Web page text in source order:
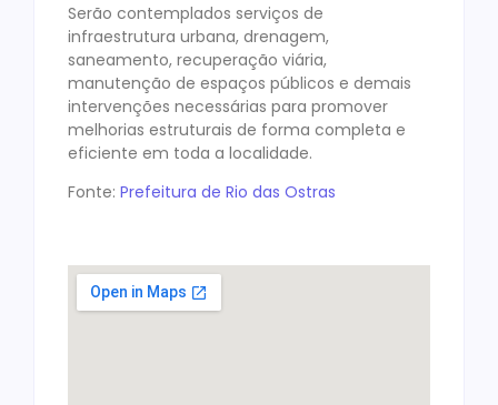
Serão contemplados serviços de
infraestrutura urbana, drenagem,
saneamento, recuperação viária,
manutenção de espaços públicos e demais
intervenções necessárias para promover
melhorias estruturais de forma completa e
eficiente em toda a localidade.
Fonte: Prefeitura de Rio das Ostras